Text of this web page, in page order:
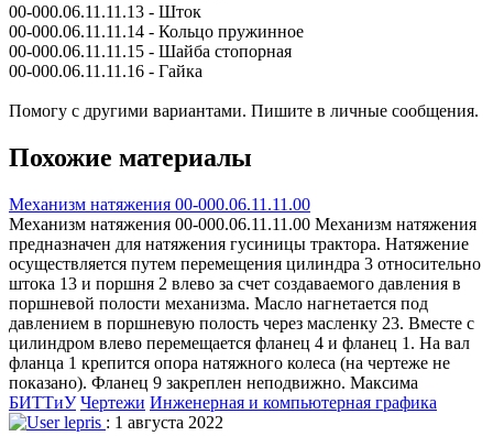
00-000.06.11.11.13 - Шток
00-000.06.11.11.14 - Кольцо пружинное
00-000.06.11.11.15 - Шайба стопорная
00-000.06.11.11.16 - Гайка
Помогу с другими вариантами. Пишите в личные сообщения.
Похожие материалы
Механизм натяжения 00-000.06.11.11.00
Механизм натяжения 00-000.06.11.11.00 Механизм натяжения
предназначен для натяжения гусиницы трактора. Натяжение
осуществляется путем перемещения цилиндра 3 относительно
штока 13 и поршня 2 влево за счет создаваемого давления в
поршневой полости механизма. Масло нагнетается под
давлением в поршневую полость через масленку 23. Вместе с
цилиндром влево перемещается фланец 4 и фланец 1. На вал
фланца 1 крепится опора натяжного колеса (на чертеже не
показано). Фланец 9 закреплен неподвижно. Максима
БИТТиУ Чертежи Инженерная и компьютерная графика
lepris : 1 августа 2022